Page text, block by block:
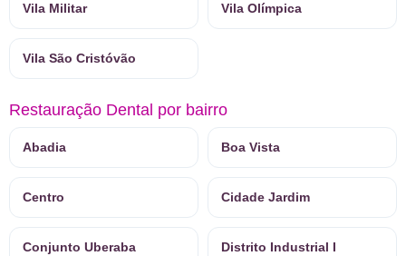
Vila Militar Vila Olímpica
Vila São Cristóvão
Restauração Dental por bairro
Abadia Boa Vista
Centro Cidade Jardim
Conjunto Uberaba Distrito Industrial I